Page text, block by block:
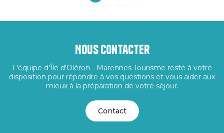
Nous contacter
L'équipe d'Île d'Oléron - Marennes Tourisme reste à votre
disposition pour répondre à vos questions et vous aider aux
mieux à la préparation de votre séjour.
Contact